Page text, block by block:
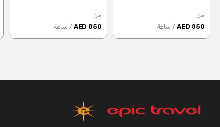
من
850 AED
/ ساعة
من
850 AED
/ ساعة